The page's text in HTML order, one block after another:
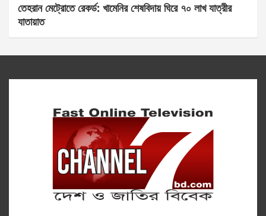
তেহরান মেট্রোতে রেকর্ড: খামেনির শেষবিদায় ঘিরে ৭০ লাখ যাত্রীর
যাতায়াত